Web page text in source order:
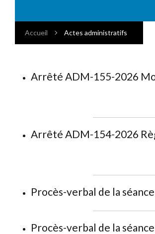
Accueil Actes administratifs
Arrêté ADM-155-2026
Arrêté ADM-154-2026
Procès-verbal de la
Procès-verbal de la